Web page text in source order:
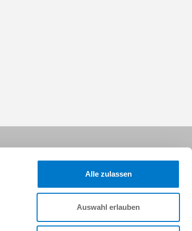
Alle zulassen
Auswahl erlauben
Suivez-nous sur :